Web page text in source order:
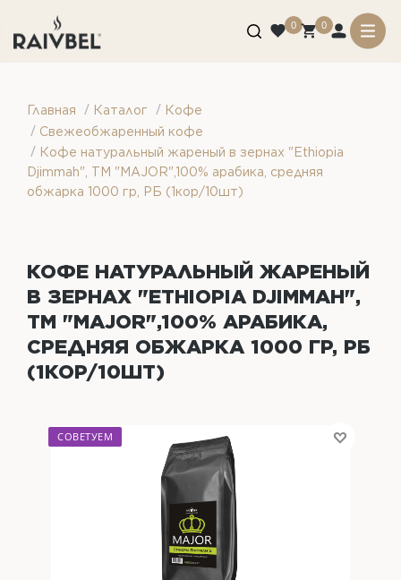
0 0
Главная / Каталог / Кофе
/ Свежеобжаренный кофе
/ Кофе натуральный жареный в зернах "Ethiopia
Djimmah", ТМ "MAJOR",100% арабика, средняя
обжарка 1000 гр, РБ (1кор/10шт)
КОФЕ НАТУРАЛЬНЫЙ ЖАРЕНЫЙ
В ЗЕРНАХ "ETHIOPIA DJIMMAH",
ТМ "MAJOR",100% АРАБИКА,
СРЕДНЯЯ ОБЖАРКА 1000 ГР, РБ
(1КОР/10ШТ)
СОВЕТУЕМ